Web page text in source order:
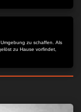
zu schaffen. Als
zu Hause vorfindet,